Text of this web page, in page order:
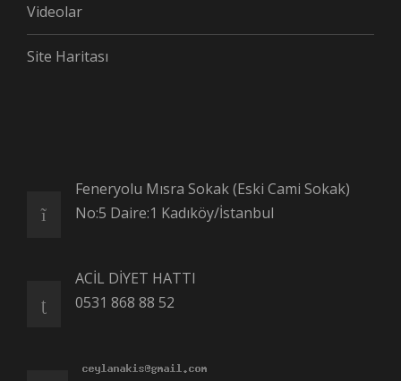
Videolar
Site Haritası
Feneryolu Mısra Sokak (Eski Cami Sokak)
No:5 Daire:1 Kadıköy/İstanbul
ACİL DİYET HATTI
0531 868 88 52